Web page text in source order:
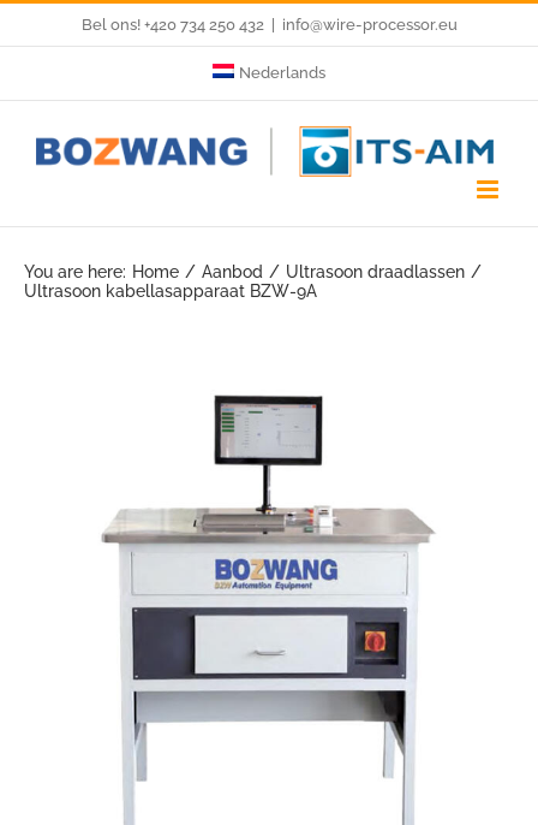
content
Bel ons! +420 734 250 432 info@wire-processor.eu
Nederlands
You are here: Home Aanbod
Ultrasoon draadlassen
Ultrasoon kabellasapparaat BZW-9A